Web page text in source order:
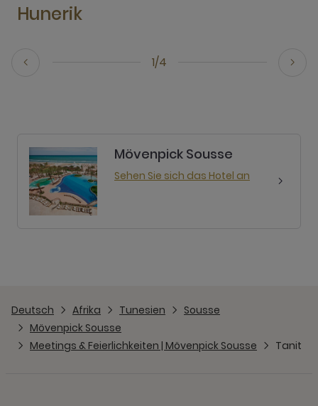
1/4
Hunerik
Mövenpick Sousse
Sehen Sie sich das Hotel an
Deutsch Afrika Tunesien
Sousse
Mövenpick Sousse
Meetings & Feierlichkeiten | Mövenpick Sousse
Tanit